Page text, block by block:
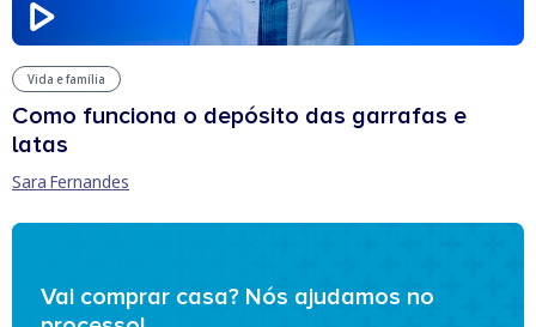
Vida e família
Como funciona o depósito das garrafas e
latas
Sara Fernandes
Vai comprar casa? Nós ajudamos no